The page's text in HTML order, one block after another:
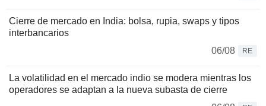
Cierre de mercado en India: bolsa, rupia, swaps y tipos
interbancarios
06/08
RE
La volatilidad en el mercado indio se modera mientras los
operadores se adaptan a la nueva subasta de cierre